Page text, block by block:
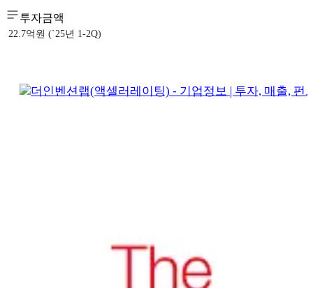
투자금액
22.7억원 (`25년 1-2Q)
더인벤션랩(액셀러레이팅) - 기업정보 | 투자, 매출, 펀